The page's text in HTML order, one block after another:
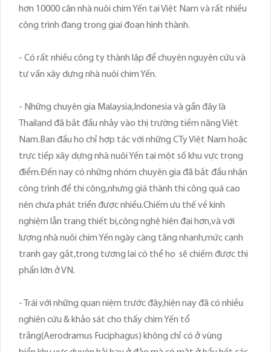
hơn 10000 căn nhà nuôi chim Yến tại Việt Nam và rất nhiều
công trình đang trong giai đoạn hình thành.
- Có rất nhiều công ty thành lập để chuyên nguyên cứu và
tư vấn xây dựng nhà nuôi chim Yến.
- Những chuyên gia Malaysia,Indonesia và gần đây là
Thailand đã bắt đầu nhảy vào thị trường tiềm năng Việt
Nam.Ban đầu họ chỉ hợp tác với những CTy Việt Nam hoặc
trực tiếp xây dựng nhà nuôi Yến tại một số khu vực trọng
điểm.Đến nay có những nhóm chuyên gia đã bắt đầu nhận
công trình để thi công,nhưng giá thành thi công quá cao
nên chưa phát triển được nhiều.Chiếm ưu thế về kinh
nghiệm lẫn trang thiết bị,công nghệ hiện đại hơn,và với
lượng nhà nuôi chim Yến ngày càng tăng nhanh,mức cạnh
tranh gay gắt,trong tương lai có thể họ sẽ chiếm được thị
phần lớn ở VN.
- Trái với những quan niệm trước đây,hiện nay đã có nhiều
nghiên cứu & khảo sát cho thấy chim Yến tổ
trắng(Aerodramus Fuciphagus) không chỉ có ở vùng